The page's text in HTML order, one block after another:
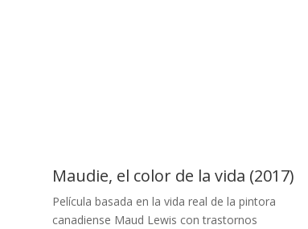
Maudie, el color de la vida (2017)
Película basada en la vida real de la pintora
canadiense Maud Lewis con trastornos